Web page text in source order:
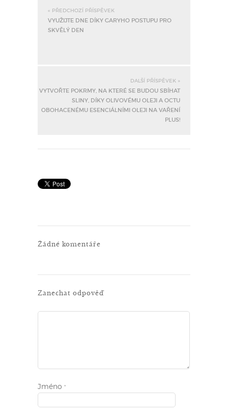
« PŘEDCHOZÍ PŘÍSPĚVEK
VYUŽIJTE DNE DÍKY GARYHO POSTUPU PRO
SKVĚLÝ DEN
DALŠÍ PŘÍSPĚVEK »
VYTVOŘTE POKRMY, NA KTERÉ SE BUDOU SBÍHAT
SLINY, DÍKY OLIVOVÉMU OLEJI A OCTU
OBOHACENÉMU ESENCIÁLNÍMI OLEJI NA VAŘENÍ
PLUS!
Žádné komentáře
Zanechat odpověď
Jméno *